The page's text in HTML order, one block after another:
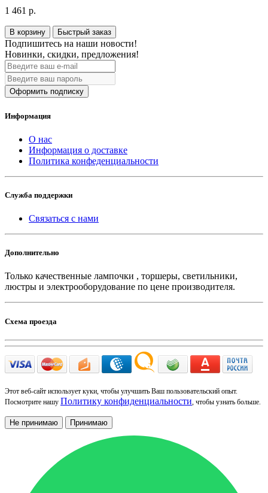
1 461 р.
В корзину Быстрый заказ
Подпишитесь на наши новости!
Новинки, скидки, предложения!
Оформить подписку
Информация
О нас
Информация о доставке
Политика конфеденциальности
Служба поддержки
Связаться с нами
Дополнительно
Только качественные лампочки , торшеры, светильники,
люстры и электрооборудование по цене производителя.
Схема проезда
Этот веб-сайт использует куки, чтобы улучшить Ваш пользовательский опыт.
Посмотрите нашу Политику конфиденциальности, чтобы узнать больше.
Не принимаю Принимаю